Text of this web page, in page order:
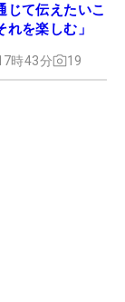
て伝えたいこ
を楽しむ」
時43分 19